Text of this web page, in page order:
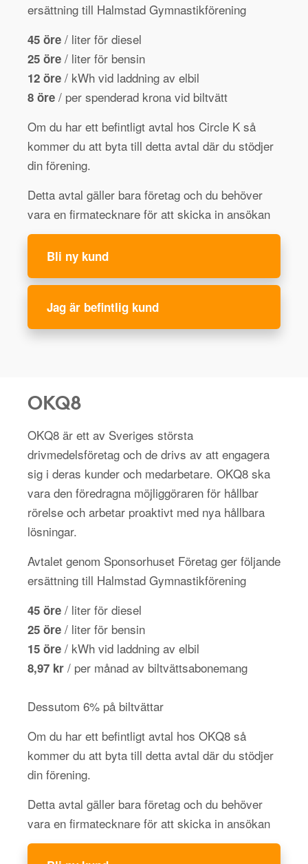
ersättning till Halmstad Gymnastikförening
45 öre / liter för diesel
25 öre / liter för bensin
12 öre / kWh vid laddning av elbil
8 öre / per spenderad krona vid biltvätt
Om du har ett befintligt avtal hos Circle K så
kommer du att byta till detta avtal där du stödjer
din förening.
Detta avtal gäller bara företag och du behöver
vara en firmatecknare för att skicka in ansökan
Bli ny kund
Jag är befintlig kund
OKQ8
OKQ8 är ett av Sveriges största
drivmedelsföretag och de drivs av att engagera
sig i deras kunder och medarbetare. OKQ8 ska
vara den föredragna möjliggöraren för hållbar
rörelse och arbetar proaktivt med nya hållbara
lösningar.
Avtalet genom Sponsorhuset Företag ger följande
ersättning till Halmstad Gymnastikförening
45 öre / liter för diesel
25 öre / liter för bensin
15 öre / kWh vid laddning av elbil
8,97 kr / per månad av biltvättsabonemang
Dessutom 6% på biltvättar
Om du har ett befintligt avtal hos OKQ8 så
kommer du att byta till detta avtal där du stödjer
din förening.
Detta avtal gäller bara företag och du behöver
vara en firmatecknare för att skicka in ansökan